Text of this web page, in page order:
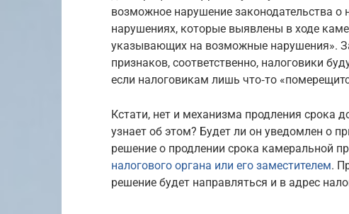
возможное нарушение законодательства о
нарушениях, которые выявлены в ходе
указывающих на возможные нарушения».
признаков, соответственно, налоговики
если налоговикам лишь что‑то
Кстати, нет и механизма продления срока
узнает об этом? Будет ли он уведомлен о
решение о продлении срока камеральной
налогового органа или его заместителем.
решение будет направляться и в адрес